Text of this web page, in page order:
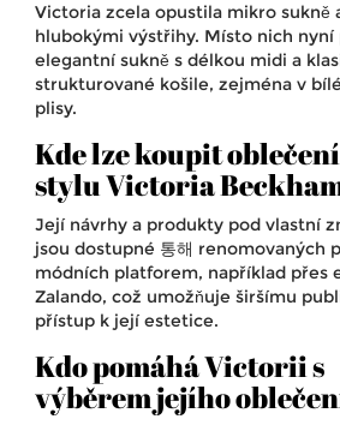
Victoria zcela opustila mikro sukně
hlubokými výstřihy. Místo nich nyní
elegantní sukně s délkou midi a
strukturované košile, zejména v
plisy.
Kde lze koupit
stylu Victoria
Její návrhy a produkty pod vlastní
jsou dostupné 통해 renomovaných
módních platforem, například přes
Zalando, což umožňuje širšímu
přístup k její estetice.
Kdo pomáhá Victorii s
výběrem jejího